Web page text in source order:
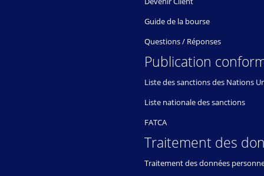
Guide de la bourse
Questions / Réponses
Publication
Liste des sanctions des Nations
Liste nationale des sanctions
FATCA
Traitement des
Traitement des données